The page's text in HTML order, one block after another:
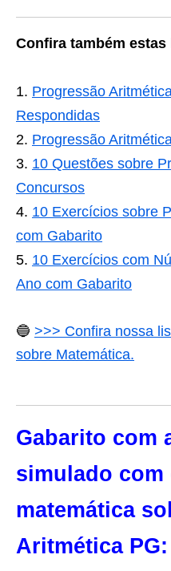
Confira também
Progressão
Respondidas
Progressão
10 Questões sobre
Concursos
10 Exercícios sobre
com Gabarito
10 Exercícios com
Ano com Gabarito
🔵 >>> Confira nossa
sobre Matemática.
Gabarito com
simulado com
matemática
Aritmética PG: